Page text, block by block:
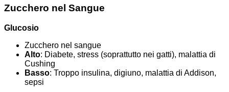
Zucchero nel Sangue
Glucosio
Zucchero nel sangue
Alto: Diabete, stress (soprattutto nei gatti), malattia di
Cushing
Basso: Troppo insulina, digiuno, malattia di Addison,
sepsi